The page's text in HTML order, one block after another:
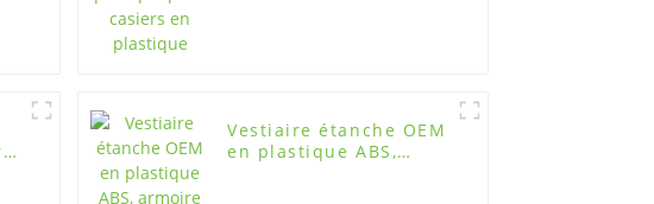
Vestiaire étanche OEM
en plastique ABS,